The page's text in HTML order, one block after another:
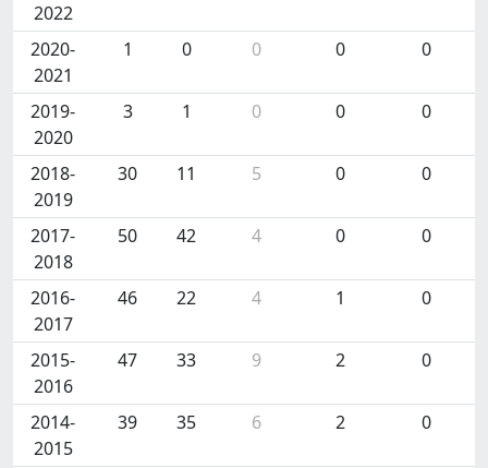
2022
2020-
2021
1 0 0 0 0
2019-
2020
3 1 0 0 0
2018-
2019
30 11 5 0 0
2017-
2018
50 42 4 0 0
2016-
2017
46 22 4 1 0
2015-
2016
47 33 9 2 0
2014-
2015
39 35 6 2 0